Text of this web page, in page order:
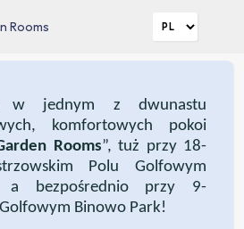
Rooms
w jednym z dwunastu
komfortowych pokoi
Rooms”, tuż przy 18-
Polu Golfowym
a bezpośrednio przy 9-
Binowo Park!